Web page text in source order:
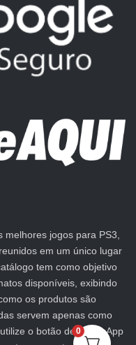
jogos para PS3,
em um único lugar
tem como objetivo
disponíveis, exibindo
os produtos são
servem apenas como
o botão de WhatsApp
0